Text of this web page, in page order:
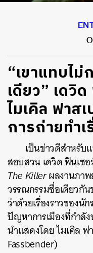
“เขาแทบไ
เดียว” เดวิ
ไมเคิล ฟาส
การถ่ายทำ
เป็นข่าวดีสำหรั
สอบสวน เดวิด ฟินเช
The Killerผลงานภาพ
วรรณกรรมชื่อเดียวกั
ว่าด้วยเรื่องราวของ
ปัญหาการเมืองที่กำลั
นำแสดงโดย ไมเคิล ฟ
Fassbender)